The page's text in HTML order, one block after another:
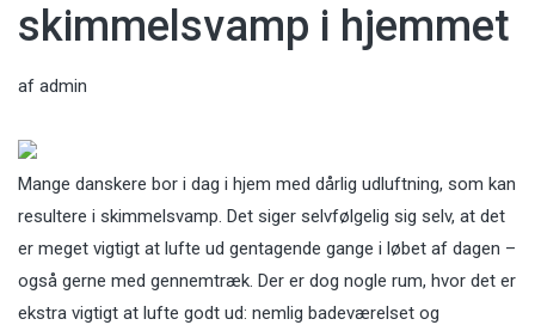
skimmelsvamp i hjemmet
af admin
Mange danskere bor i dag i hjem med dårlig udluftning, som kan
resultere i skimmelsvamp. Det siger selvfølgelig sig selv, at det
er meget vigtigt at lufte ud gentagende gange i løbet af dagen –
også gerne med gennemtræk. Der er dog nogle rum, hvor det er
ekstra vigtigt at lufte godt ud: nemlig badeværelset og